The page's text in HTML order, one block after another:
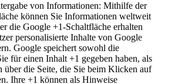
von Informationen: Mithilfe der
können Sie Informationen weltweit
die Google +1-Schaltfläche erhalten
personalisierte Inhalte von Google
Google speichert sowohl die
für einen Inhalt +1 gegeben haben, als
über die Seite, die Sie beim Klicken auf
Ihre +1 können als Hinweise